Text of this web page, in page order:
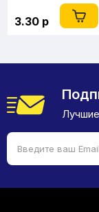
3.30 р